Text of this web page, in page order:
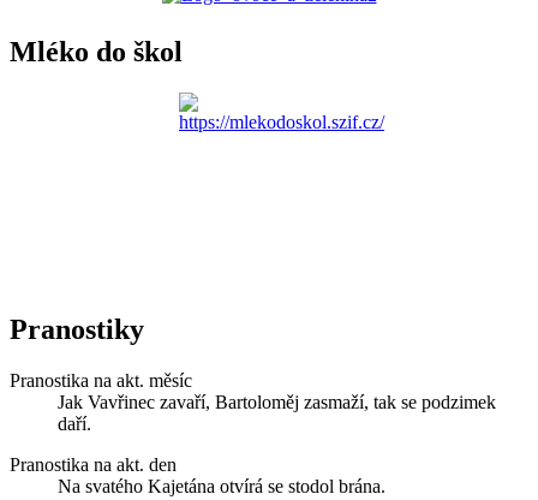
Mléko do škol
Pranostiky
Pranostika na akt. měsíc
Jak Vavřinec zavaří, Bartoloměj zasmaží, tak se podzimek
daří.
Pranostika na akt. den
Na svatého Kajetána otvírá se stodol brána.